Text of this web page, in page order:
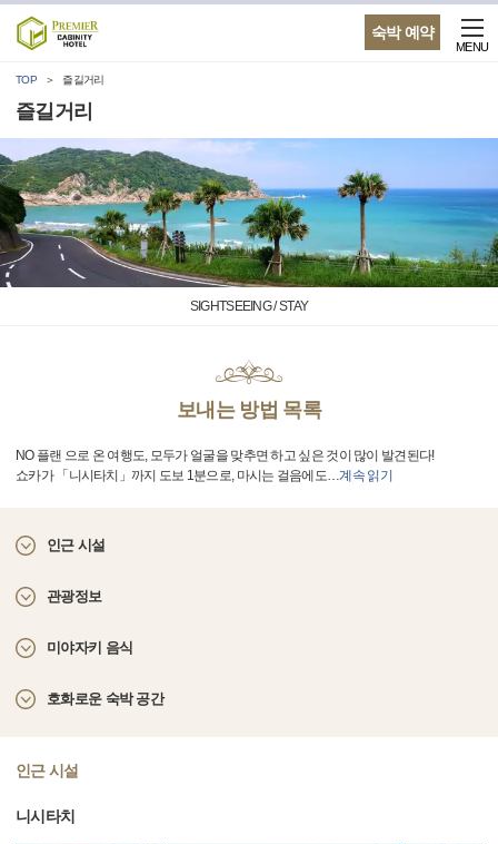
숙박 예약
MENU
TOP 즐길거리
즐길거리
SIGHTSEEING / STAY
보내는 방법 목록
NO 플랜 으로 온 여행도, 모두가 얼굴을 맞추면 하고 싶은 것이 많이 발견된다!
쇼카가 「니시타치」까지 도보 1분으로, 마시는 걸음에도…계속 읽기
인근 시설
관광정보
미야자키 음식
호화로운 숙박 공간
인근 시설
니시타치